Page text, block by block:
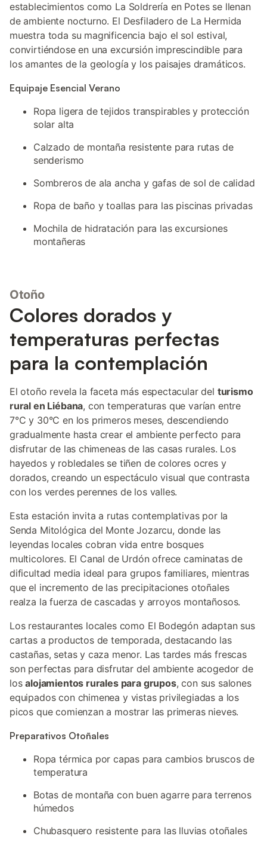
establecimientos como La Soldrería en Potes se llenan
de ambiente nocturno. El Desfiladero de La Hermida
muestra toda su magnificencia bajo el sol estival,
convirtiéndose en una excursión imprescindible para
los amantes de la geología y los paisajes dramáticos.
Equipaje Esencial Verano
Ropa ligera de tejidos transpirables y protección
solar alta
Calzado de montaña resistente para rutas de
senderismo
Sombreros de ala ancha y gafas de sol de calidad
Ropa de baño y toallas para las piscinas privadas
Mochila de hidratación para las excursiones
montañeras
Otoño
Colores dorados y
temperaturas perfectas
para la contemplación
El otoño revela la faceta más espectacular del turismo
rural en Liébana, con temperaturas que varían entre
7°C y 30°C en los primeros meses, descendiendo
gradualmente hasta crear el ambiente perfecto para
disfrutar de las chimeneas de las casas rurales. Los
hayedos y robledales se tiñen de colores ocres y
dorados, creando un espectáculo visual que contrasta
con los verdes perennes de los valles.
Esta estación invita a rutas contemplativas por la
Senda Mitológica del Monte Jozarcu, donde las
leyendas locales cobran vida entre bosques
multicolores. El Canal de Urdón ofrece caminatas de
dificultad media ideal para grupos familiares, mientras
que el incremento de las precipitaciones otoñales
realza la fuerza de cascadas y arroyos montañosos.
Los restaurantes locales como El Bodegón adaptan sus
cartas a productos de temporada, destacando las
castañas, setas y caza menor. Las tardes más frescas
son perfectas para disfrutar del ambiente acogedor de
losalojamientos rurales para grupos, con sus salones
equipados con chimenea y vistas privilegiadas a los
picos que comienzan a mostrar las primeras nieves.
Preparativos Otoñales
Ropa térmica por capas para cambios bruscos de
temperatura
Botas de montaña con buen agarre para terrenos
húmedos
Chubasquero resistente para las lluvias otoñales